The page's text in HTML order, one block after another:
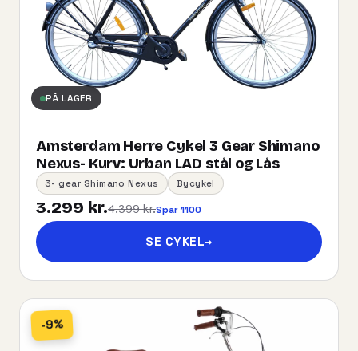
PÅ LAGER
Amsterdam Herre Cykel 3 Gear Shimano
Nexus- Kurv:​ ​Urban​ ​LAD​ ​stål og Lås
3- gear Shimano Nexus Bycykel
3.299 kr.4.399 kr.Spar 1100
SE CYKEL→
-9%